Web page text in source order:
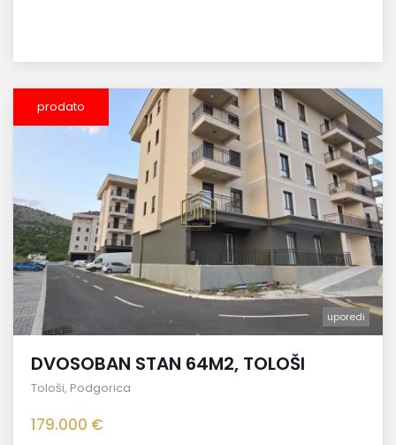
prodato
uporedi
DVOSOBAN STAN 64M2, TOLOŠI
Tološi, Podgorica
179.000 €